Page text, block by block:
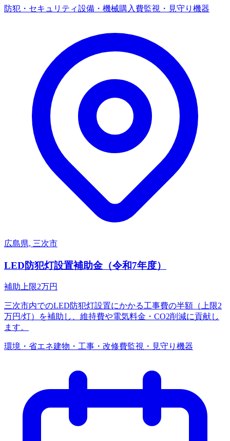
防犯・セキュリティ設備・機械購入費監視・見守り機器
広島県, 三次市
LED防犯灯設置補助金（令和7年度）
補助上限2万円
三次市内でのLED防犯灯設置にかかる工事費の半額（上限2
万円/灯）を補助し、維持費や電気料金・CO2削減に貢献し
ます。
環境・省エネ建物・工事・改修費監視・見守り機器